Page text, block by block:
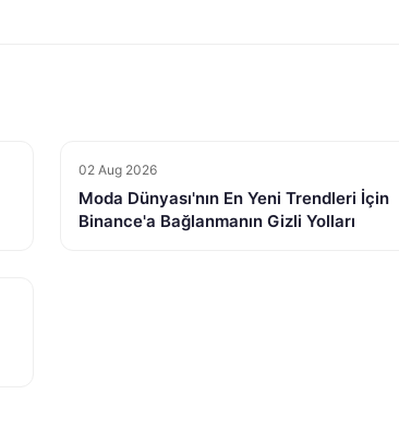
02 Aug 2026
Moda Dünyası'nın En Yeni Trendleri İçin
Binance'a Bağlanmanın Gizli Yolları